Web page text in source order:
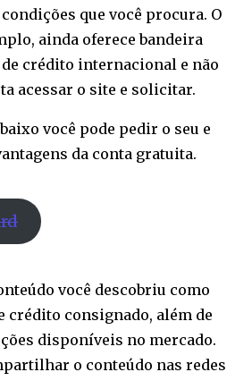
que você procura. O
ainda oferece bandeira
crédito internacional e não
acessar o site e solicitar.
você pode pedir o seu e
da conta gratuita.
você descobriu como
crédito consignado, além de
disponíveis no mercado.
o conteúdo nas redes